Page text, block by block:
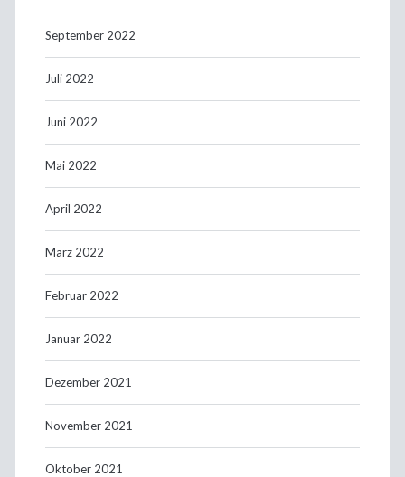
September 2022
Juli 2022
Juni 2022
Mai 2022
April 2022
März 2022
Februar 2022
Januar 2022
Dezember 2021
November 2021
Oktober 2021